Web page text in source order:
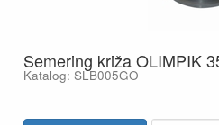
Semering križa OLIMPIK
Katalog: SLB005GO